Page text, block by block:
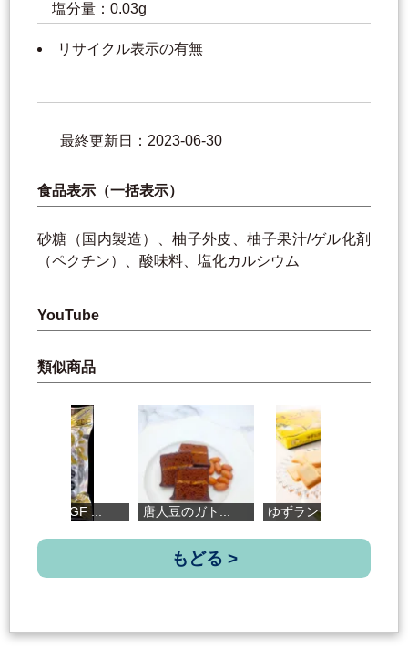
塩分量：0.03g
リサイクル表示の有無
最終更新日：2023-06-30
食品表示（一括表示）
砂糖（国内製造）、柚子外皮、柚子果汁/ゲル化剤
（ペクチン）、酸味料、塩化カルシウム
YouTube
類似商品
唐人豆のガト... ゆずラングド...
GF ...
もどる >